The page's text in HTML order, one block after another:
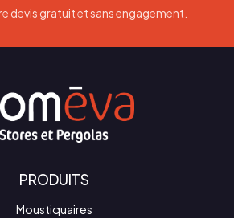
devis gratuit et sans engagement.
PRODUITS
Moustiquaires